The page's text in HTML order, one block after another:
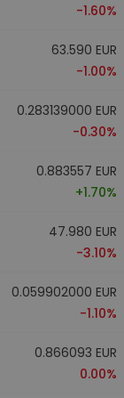
-1.60%
63.590 EUR
-1.00%
0.283139000 EUR
-0.30%
0.883557 EUR
+1.70%
47.980 EUR
-3.10%
0.059902000 EUR
-1.10%
0.866093 EUR
0.00%